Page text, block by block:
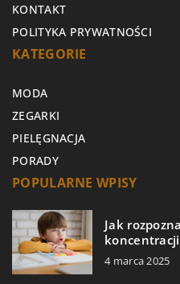
KONTAKT
POLITYKA PRYWATNOŚCI
KATEGORIE
MODA
ZEGARKI
PIELĘGNACJA
PORADY
POPULARNE WPISY
Jak
koncentracji
4 marca 2025